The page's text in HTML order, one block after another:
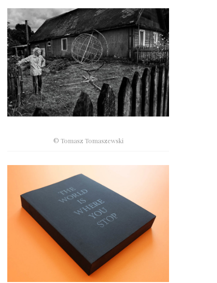
© Tomasz Tomaszewski